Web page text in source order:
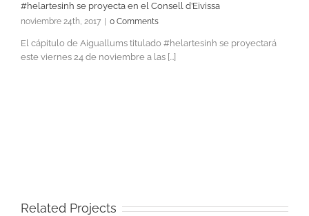
#helartesinh se proyecta en el Consell d’Eivissa
noviembre 24th, 2017 0 Comments
El cápitulo de Aiguallums titulado #helartesinh se proyectará
este viernes 24 de noviembre a las [...]
Related Projects